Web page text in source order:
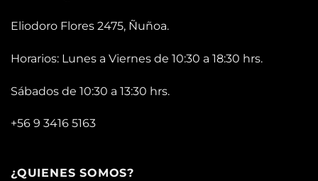
Eliodoro Flores 2475, Ñuñoa.
Horarios: Lunes a Viernes de 10:30 a 18:30 hrs.
Sábados de 10:30 a 13:30 hrs.
+56 9 3416 5163
¿QUIENES SOMOS?